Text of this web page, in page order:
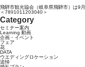
飛騨市観光協会（岐阜県飛騨市）は9
＜7891011203040＞
Category
セミナー案内
Learning 動画
企画・イベント
フェア
花
DATA
ウエディングロケーション
追悼